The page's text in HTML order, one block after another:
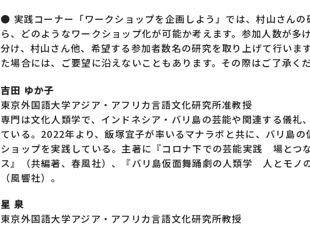
● 実践コーナー「ワークショップを企画しよう」では、村山さんの
ら、どのようなワークショップ化が可能か考えます。参加人数が多
分け、村山さん他、希望する参加者数名の研究を取り上げて行いま
た場合には、ご要望に沿えないこともあります。その際はご了承くだ
吉田 ゆか子
東京外国語大学アジア・アフリカ言語文化研究所准教授
専門は文化人類学で、インドネシア・バリ島の芸能や関連する儀礼
ている。2022年より、飯塚宜子が率いるマナラボと共に、バリ島の
ショップを実践している。主著に『コロナ下での芸能実践 場とつ
ス』（共編著、春風社）、『バリ島仮面舞踊劇の人類学 人とモノ
（風響社）。
星 泉
東京外国語大学アジア・アフリカ言語文化研究所教授